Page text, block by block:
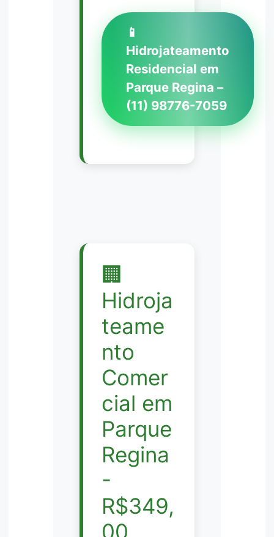
📱
Hidrojateamento
Residencial em
Parque Regina –
(11) 98776-7059
🏢
Hidroja
teame
nto
Comer
cial em
Parque
Regina
-
R$349,
00